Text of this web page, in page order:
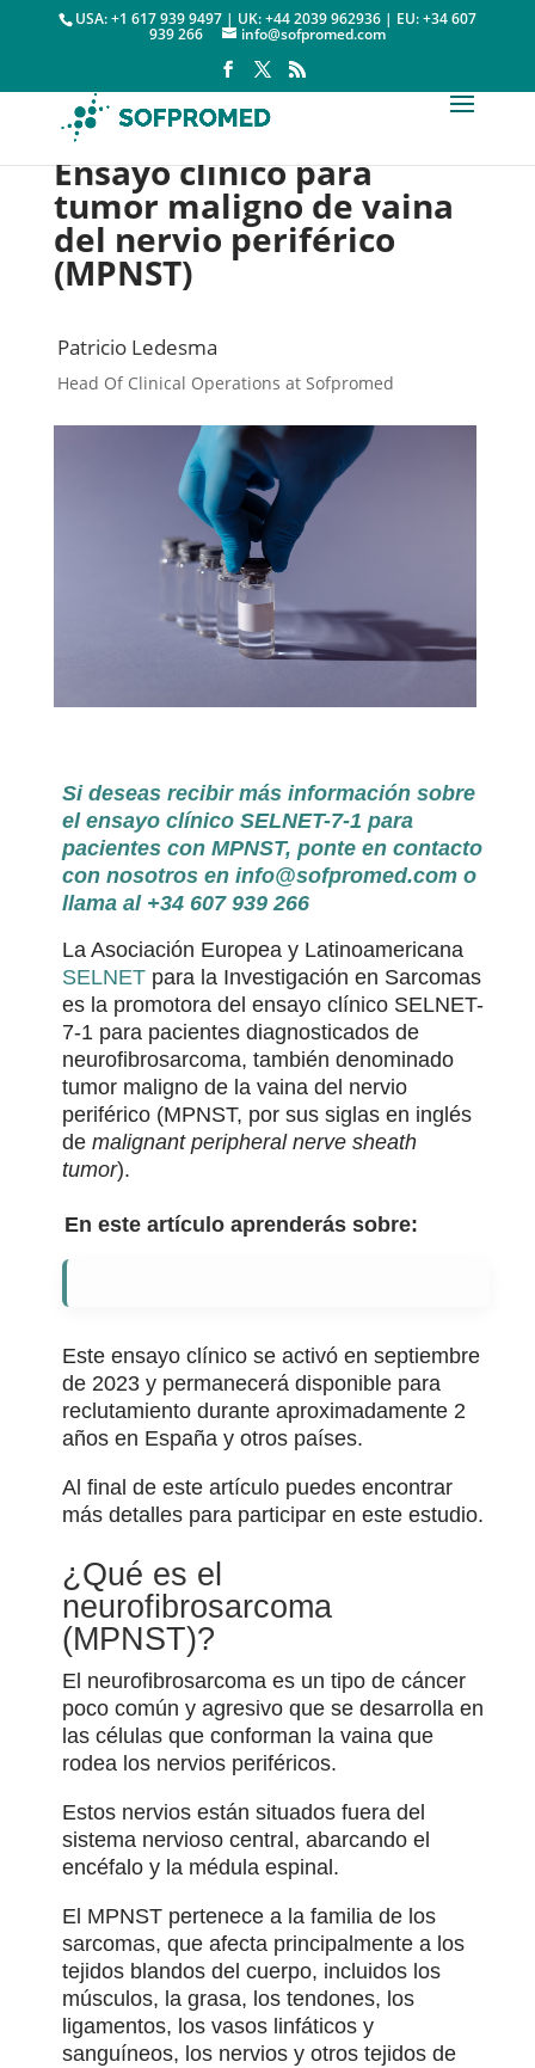
USA: +1 617 939 9497 | UK: +44 2039 962936 | EU: +34 607
939 266 info@sofpromed.com
Ensayo clínico para
tumor maligno de vaina
del nervio periférico
(MPNST)
Patricio Ledesma
Head Of Clinical Operations at Sofpromed
Ensayos clínicos disponibles
25 septiembre, 2023
Si deseas recibir más información sobre
el ensayo clínico SELNET-7-1 para
pacientes con MPNST, ponte en contacto
con nosotros en info@sofpromed.como
llama al +34 607 939 266
La Asociación Europea y Latinoamericana
SELNETpara la Investigación en Sarcomas
es la promotora del ensayo clínico SELNET-
7-1 para pacientes diagnosticados de
neurofibrosarcoma, también denominado
tumor maligno de la vaina del nervio
periférico (MPNST, por sus siglas en inglés
de malignant peripheral nerve sheath
tumor).
En este artículo aprenderás sobre:
Este ensayo clínico se activó en septiembre
de 2023 y permanecerá disponible para
reclutamiento durante aproximadamente 2
años en España y otros países.
Al final de este artículo puedes encontrar
más detalles para participar en este estudio.
¿Qué es el
neurofibrosarcoma
(MPNST)?
El neurofibrosarcoma es un tipo de cáncer
poco común y agresivo que se desarrolla en
las células que conforman la vaina que
rodea los nervios periféricos.
Estos nervios están situados fuera del
sistema nervioso central, abarcando el
encéfalo y la médula espinal.
El MPNST pertenece a la familia de los
sarcomas, que afecta principalmente a los
tejidos blandos del cuerpo, incluidos los
músculos, la grasa, los tendones, los
ligamentos, los vasos linfáticos y
sanguíneos, los nervios y otros tejidos de